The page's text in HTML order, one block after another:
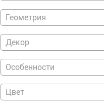
Скандинавский
Классика
Геометрия
Угловые
Узкий
Декор
С зеркалом
Особенности
С антресолью
С сиденьем
Цвет